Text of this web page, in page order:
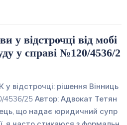
у відстрочці від мобі
у справі №120/4536/2
відстрочці: рішення Вінниць
4536/25 Автор: Адвокат Тетян
що надає юридичний супр